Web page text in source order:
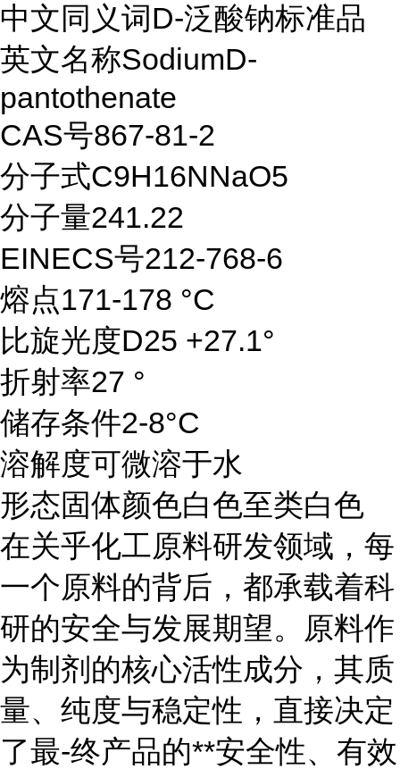
中文同义词D-泛酸钠标准品
英文名称SodiumD-
pantothenate
CAS号867-81-2
分子式C9H16NNaO5
分子量241.22
EINECS号212-768-6
熔点171-178 °C
比旋光度D25 +27.1°
折射率27 °
储存条件2-8°C
溶解度可微溶于水
形态固体颜色白色至类白色
在关乎化工原料研发领域，每
一个原料的背后，都承载着科
研的安全与发展期望。原料作
为制剂的核心活性成分，其质
量、纯度与稳定性，直接决定
了最-终产品的**安全性、有效